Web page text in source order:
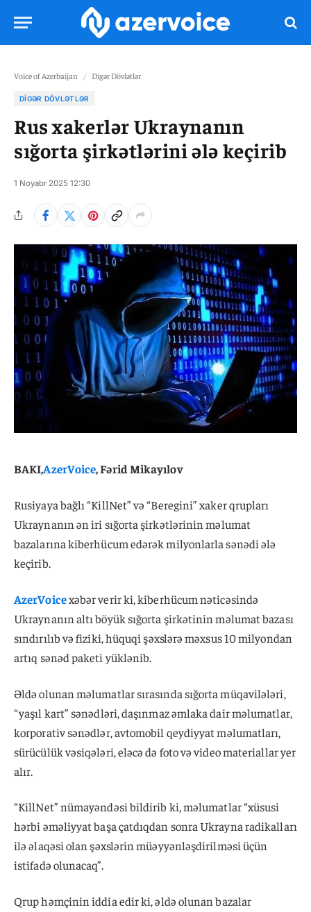
Voice of Azerbaijan / Digər Dövlətlər
DIGƏR DÖVLƏTLƏR
Rus xakerlər Ukraynanın
sığorta şirkətlərini ələ keçirib
1 Noyabr 2025 12:30
BAKI,AzerVoice, Fərid Mikayılov
Rusiyaya bağlı “KillNet” və “Beregini” xaker qrupları
Ukraynanın ən iri sığorta şirkətlərinin məlumat
bazalarına kiberhücum edərək milyonlarla sənədi ələ
keçirib.
AzerVoicexəbər verir ki, kiberhücum nəticəsində
Ukraynanın altı böyük sığorta şirkətinin məlumat bazası
sındırılıb və fiziki, hüquqi şəxslərə məxsus 10 milyondan
artıq sənəd paketi yüklənib.
Əldə olunan məlumatlar sırasında sığorta müqavilələri,
“yaşıl kart” sənədləri, daşınmaz əmlaka dair məlumatlar,
korporativ sənədlər, avtomobil qeydiyyat məlumatları,
sürücülük vəsiqələri, eləcə də foto və video materiallar yer
alır.
“KillNet” nümayəndəsi bildirib ki, məlumatlar “xüsusi
hərbi əməliyyat başa çatdıqdan sonra Ukrayna radikalları
ilə əlaqəsi olan şəxslərin müəyyənləşdirilməsi üçün
istifadə olunacaq”.
Qrup həmçinin iddia edir ki, əldə olunan bazalar